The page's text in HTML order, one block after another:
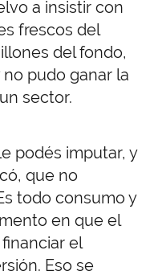
a insistir con
frescos del
del fondo,
no pudo ganar la
sector.
podés imputar, y
que no
todo consumo y
en que el
el
Eso se